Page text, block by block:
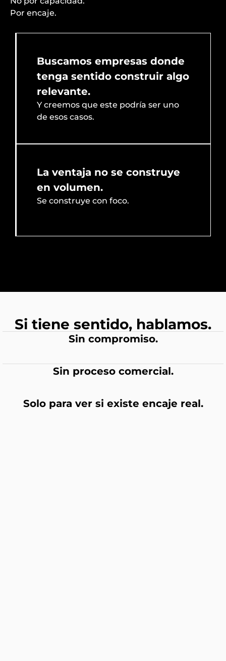
Por encaje.
Buscamos empresas donde
tenga sentido construir algo
relevante.
Y creemos que este podría ser uno
de esos casos.
La ventaja no se construye
en volumen.
Se construye con foco.
Si tiene sentido, hablamos.
Sin compromiso.
Sin proceso comercial.
Solo para ver si existe encaje real.